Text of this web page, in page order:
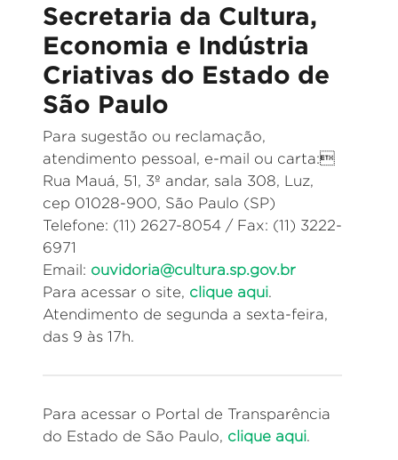
Secretaria da Cultura,
Economia e Indústria
Criativas do Estado de
São Paulo
Para sugestão ou reclamação,
atendimento pessoal, e-mail ou carta:
Rua Mauá, 51, 3º andar, sala 308, Luz,
cep 01028-900, São Paulo (SP)
Telefone: (11) 2627-8054 / Fax: (11) 3222-
6971
Email: ouvidoria@cultura.sp.gov.br
Para acessar o site, clique aqui.
Atendimento de segunda a sexta-feira,
das 9 às 17h.
Para acessar o Portal de Transparência
do Estado de São Paulo, clique aqui.